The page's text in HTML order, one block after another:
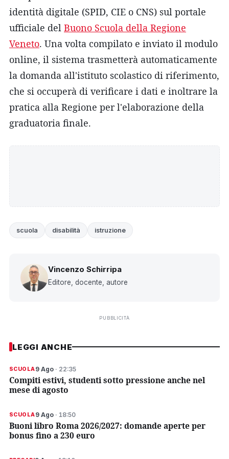
identità digitale (SPID, CIE o CNS) sul portale
ufficiale del Buono Scuola della Regione
Veneto. Una volta compilato e inviato il modulo
online, il sistema trasmetterà automaticamente
la domanda all'istituto scolastico di riferimento,
che si occuperà di verificare i dati e inoltrare la
pratica alla Regione per l'elaborazione della
graduatoria finale.
scuola disabilità istruzione
Vincenzo Schirripa
Editore, docente, autore
PUBBLICITÀ
LEGGI ANCHE
SCUOLA9 Ago· 22:35
Compiti estivi, studenti sotto pressione anche nel
mese di agosto
SCUOLA9 Ago· 18:50
Buoni libro Roma 2026/2027: domande aperte per
bonus fino a 230 euro